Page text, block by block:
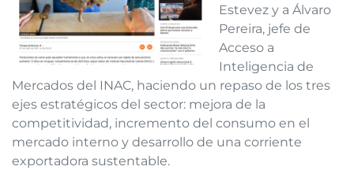
Estevez y a Álvaro
Pereira, jefe de
Acceso a
Inteligencia de
Mercados del INAC, haciendo un repaso de los tres
ejes estratégicos del sector: mejora de la
competitividad, incremento del consumo en el
mercado interno y desarrollo de una corriente
exportadora sustentable.